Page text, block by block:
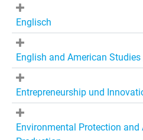
Englisch
English and American
Entrepreneurship und
Environmental Protection and